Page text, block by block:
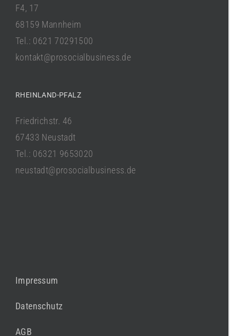
F4, 17
68159 Mannheim
Tel.: 0621 70291500
kontakt@prosocialbusiness.de
RHEINLAND-PFALZ
Friedrichstr. 46
67433 Neustadt
Tel.: 06321 9653020
neustadt@prosocialbusiness.de
Impressum
Datenschutz
AGB